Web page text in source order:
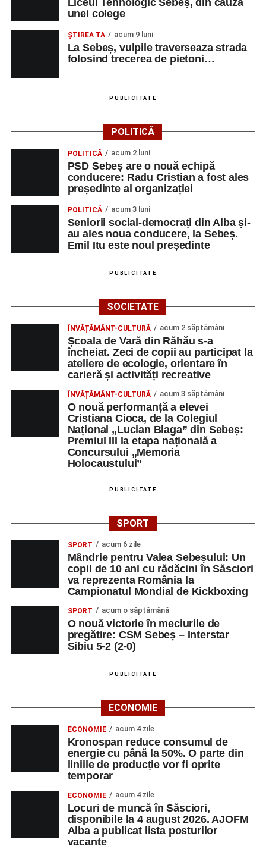
Liceul Tehnologic Sebeș, din cauza
unei colege
ŞTIREA TA acum 9 luni
La Sebeș, vulpile traverseaza strada
folosind trecerea de pietoni…
PUBLICITATE
POLITICĂ
POLITICĂ acum 2 luni
PSD Sebeș are o nouă echipă
conducere: Radu Cristian a fost ales
președinte al organizației
POLITICĂ acum 3 luni
Seniorii social-democrați din Alba și-
au ales noua conducere, la Sebeș.
Emil Itu este noul președinte
PUBLICITATE
SOCIETATE
ÎNVĂȚĂMÂNT-CULTURĂ acum 2 săptămâni
Școala de Vară din Răhău s-a
încheiat. Zeci de copii au participat la
ateliere de ecologie, orientare în
carieră și activități recreative
ÎNVĂȚĂMÂNT-CULTURĂ acum 3 săptămâni
O nouă performanță a elevei
Cristiana Cioca, de la Colegiul
Național „Lucian Blaga” din Sebeș:
Premiul III la etapa națională a
Concursului „Memoria
Holocaustului”
PUBLICITATE
SPORT
SPORT acum 6 zile
Mândrie pentru Valea Sebeșului: Un
copil de 10 ani cu rădăcini în Săsciori
va reprezenta România la
Campionatul Mondial de Kickboxing
SPORT acum o săptămână
O nouă victorie în meciurile de
pregătire: CSM Sebeș – Interstar
Sibiu 5-2 (2-0)
PUBLICITATE
ECONOMIE
ECONOMIE acum 4 zile
Kronospan reduce consumul de
energie cu până la 50%. O parte din
liniile de producție vor fi oprite
temporar
ECONOMIE acum 4 zile
Locuri de muncă în Săsciori,
disponibile la 4 august 2026. AJOFM
Alba a publicat lista posturilor
vacante